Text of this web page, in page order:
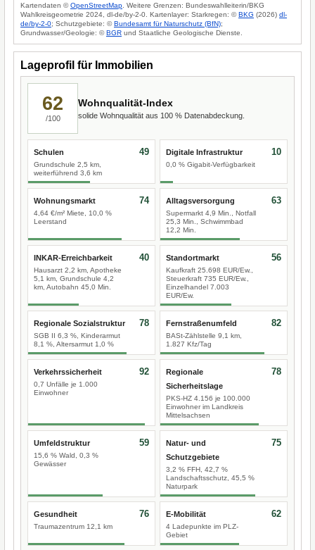
Kartendaten ©OpenStreetMap . Weitere Grenzen: Bundeswahlleiterin/BKG
Wahlkreisgeometrie 2024, dl-de/by-2-0. Kartenlayer: Starkregen: ©BKG (2026) dl-
de/by-2-0; Schutzgebiete: ©Bundesamt für Naturschutz (BfN);
Grundwasser/Geologie: ©BGR und Staatliche Geologische Dienste.
Lageprofil für Immobilien
62
/100
Wohnqualität-Index
solide Wohnqualität aus 100 % Datenabdeckung.
Schulen
Grundschule 2,5 km,
weiterführend 3,6 km
49 Digitale Infrastruktur
0,0 % Gigabit-Verfügbarkeit
10
Wohnungsmarkt
4,64 €/m² Miete, 10,0 %
Leerstand
74 Alltagsversorgung
Supermarkt 4,9 Min., Notfall
25,3 Min., Schwimmbad
12,2 Min.
63
INKAR-Erreichbarkeit
Hausarzt 2,2 km, Apotheke
5,1 km, Grundschule 4,2
km, Autobahn 45,0 Min.
40 Standortmarkt
Kaufkraft 25.698 EUR/Ew.,
Steuerkraft 735 EUR/Ew.,
Einzelhandel 7.003
EUR/Ew.
56
Regionale Sozialstruktur
SGB II 6,3 %, Kinderarmut
8,1 %, Altersarmut 1,0 %
78 Fernstraßenumfeld
BASt-Zählstelle 9,1 km,
1.827 Kfz/Tag
82
Verkehrssicherheit
0,7 Unfälle je 1.000
Einwohner
92
Regionale
Sicherheitslage
PKS-HZ 4.156 je 100.000
Einwohner im Landkreis
Mittelsachsen
78
Umfeldstruktur
15,6 % Wald, 0,3 %
Gewässer
59
Natur- und
Schutzgebiete
3,2 % FFH, 42,7 %
Landschaftsschutz, 45,5 %
Naturpark
75
Gesundheit
Traumazentrum 12,1 km
76 E-Mobilität
4 Ladepunkte im PLZ-
Gebiet
62